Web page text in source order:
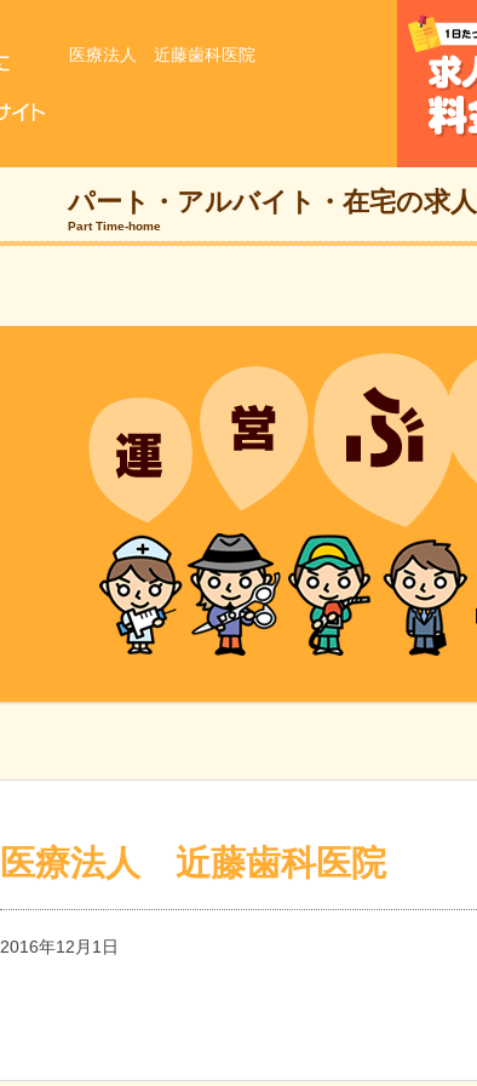
医療法人 近藤歯科医院
パート・アルバイト・在宅の求人
Part Time-home
医療法人 近藤歯科医院
2016年12月1日